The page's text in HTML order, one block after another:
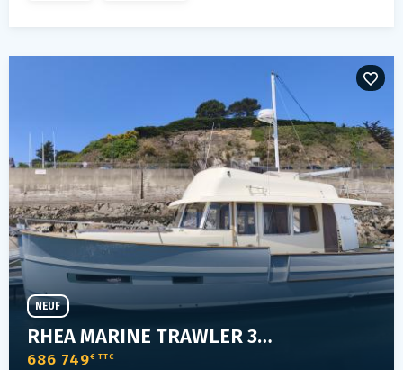
RHEA MARINE TRAWLER 34 FLY
686 749€ TTC
NEUF